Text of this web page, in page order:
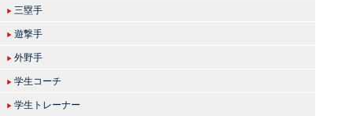
▶ 三塁手
▶ 遊撃手
▶ 外野手
▶ 学生コーチ
▶ 学生トレーナー